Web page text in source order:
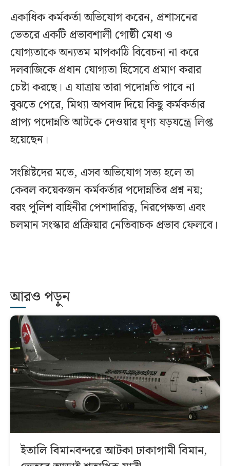
একাধিক কর্মকর্তা অভিযোগ করেন, প্রশাসনের
ভেতরে একটি প্রভাবশালী গোষ্ঠী মেধা ও
যোগ্যতাকে অন্যতম মাপকাঠি বিবেচনা না করে
দলবাজিকে প্রধান যোগ্যতা হিসেবে প্রমাণ করার
চেষ্টা করছে। এ যাত্রায় তারা পদোন্নতি পাবে না
বুঝতে পেরে, মিথ্যা অপবাদ দিয়ে কিছু কর্মকর্তার
প্রাপ্য পদোন্নতি আটকে দেওয়ার ঘৃণ্য ষড়যন্ত্রে লিপ্ত
হয়েছেন।
সংশ্লিষ্টদের মতে, এসব অভিযোগ সত্য হলে তা
কেবল কয়েকজন কর্মকর্তার পদোন্নতির প্রশ্ন নয়;
বরং পুলিশ বাহিনীর পেশাদারিত্ব, নিরপেক্ষতা এবং
চলমান সংস্কার প্রক্রিয়ার নেতিবাচক প্রভাব ফেলবে।
আরও পড়ুন
ইতালি বিমানবন্দরে আটকা ঢাকাগামী বিমান,